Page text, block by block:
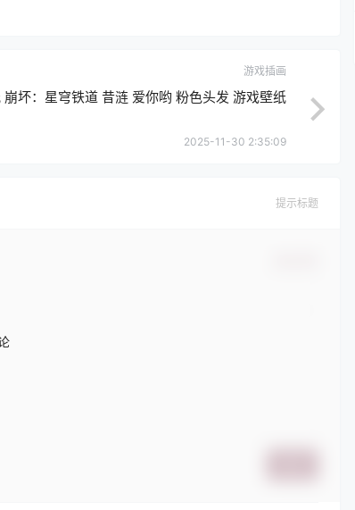
游戏插画
崩坏：星穹铁道 昔涟 爱你哟 粉色头发 游戏壁纸
2025-11-30 2:35:09
提示标题